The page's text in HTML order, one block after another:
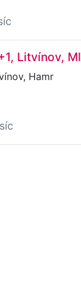
Litvínov,
Hamr